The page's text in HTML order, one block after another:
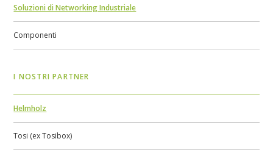
Soluzioni di Networking Industriale
Componenti
I NOSTRI PARTNER
Helmholz
Tosi (ex Tosibox)